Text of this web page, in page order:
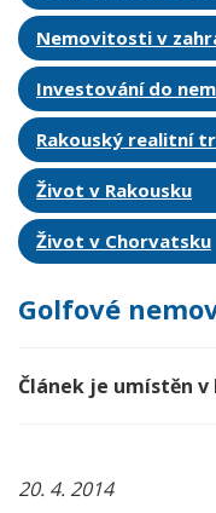
Nemovitosti v
Investování do
Rakouský realitní
Život v Rakousku
Život v Chorvatsku
Golfové
Článek je umístěn
20. 4. 2014